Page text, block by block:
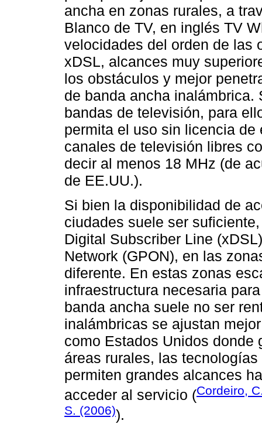
ancha en zonas rurales, a
Blanco de TV, en inglés TV
velocidades del orden de las
xDSL, alcances muy
los obstáculos y mejor
de banda ancha
bandas de televisión, para
permita el uso sin licencia
canales de televisión libres
decir al menos 18 MHz (de
de EE.UU.).
Si bien la disponibilidad de
ciudades suele ser
Digital Subscriber Line
Network (GPON), en las
diferente. En estas zonas
infraestructura necesaria
banda ancha suele no ser
inalámbricas se ajustan
como Estados Unidos donde
áreas rurales, las
permiten grandes alcances
acceder al servicio (Cordeiro,
S. (2006)).